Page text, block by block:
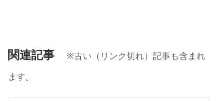
関連記事
※古い（リンク切れ）記事も含まれ
ます。